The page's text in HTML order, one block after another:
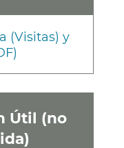
(Visitas) y
Útil (no